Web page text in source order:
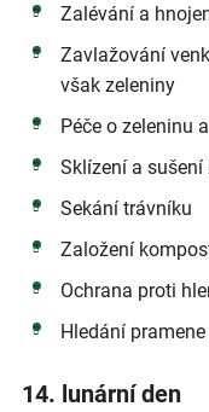
Zalévání a
Zavlažování
však zeleniny
Péče o zeleninu
Sklízení a sušení
Sekání trávníku
Založení
Ochrana proti
Hledání
14. lunární den